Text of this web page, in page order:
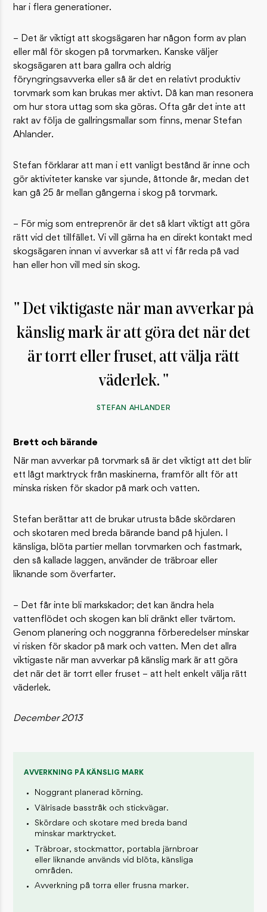
har i flera generationer.
– Det är viktigt att skogsägaren har någon form av plan
eller mål för skogen på torvmarken. Kanske väljer
skogsägaren att bara gallra och aldrig
föryngringsavverka eller så är det en relativt produktiv
torvmark som kan brukas mer aktivt. Då kan man resonera
om hur stora uttag som ska göras. Ofta går det inte att
rakt av följa de gallringsmallar som finns, menar Stefan
Ahlander.
Stefan förklarar att man i ett vanligt bestånd är inne och
gör aktiviteter kanske var sjunde, åttonde år, medan det
kan gå 25 år mellan gångerna i skog på torvmark.
– För mig som entreprenör är det så klart viktigt att göra
rätt vid det tillfället. Vi vill gärna ha en direkt kontakt med
skogsägaren innan vi avverkar så att vi får reda på vad
han eller hon vill med sin skog.
Det viktigaste när man avverkar på
känslig mark är att göra det när det
är torrt eller fruset, att välja rätt
väderlek.
​STEFAN AHLANDER
Brett och bärande
När man avverkar på torvmark så är det viktigt att det blir
ett lågt marktryck från maskinerna, framför allt för att
minska risken för skador på mark och vatten.
Stefan berättar att de brukar utrusta både skördaren
och skotaren med breda bärande band på hjulen. I
känsliga, blöta partier mellan torvmarken och fastmark,
den så kallade laggen, använder de träbroar eller
liknande som överfarter.
– Det får inte bli markskador; det kan ändra hela
vattenflödet och skogen kan bli dränkt eller tvärtom.
Genom planering och noggranna förberedelser minskar
vi risken för skador på mark och vatten. Men det allra
viktigaste när man avverkar på känslig mark är att göra
det när det är torrt eller fruset – att helt enkelt välja rätt
väderlek.
December 2013
AVVERKNING PÅ KÄNSLIG MARK
Noggrant planerad körning.
Välrisade basstråk och stickvägar.
Skördare och skotare med breda band
minskar marktrycket.
Träbroar, stockmattor, portabla järnbroar
eller liknande används vid blöta, känsliga
områden.
Avverkning på torra eller frusna marker.